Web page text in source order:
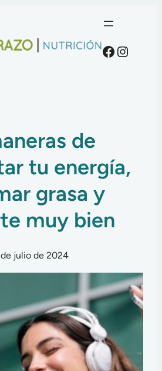
de
tu energía,
grasa y
muy bien
julio de 2024